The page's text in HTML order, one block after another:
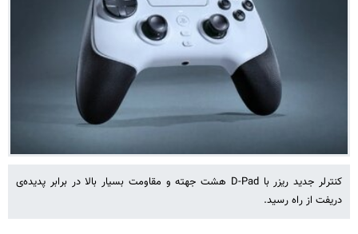
کنترلر جدید ریزر با D-Pad هشت جهته و مقاومت بسیار بالا در برابر پدیده‌ی
دریفت از راه رسید.